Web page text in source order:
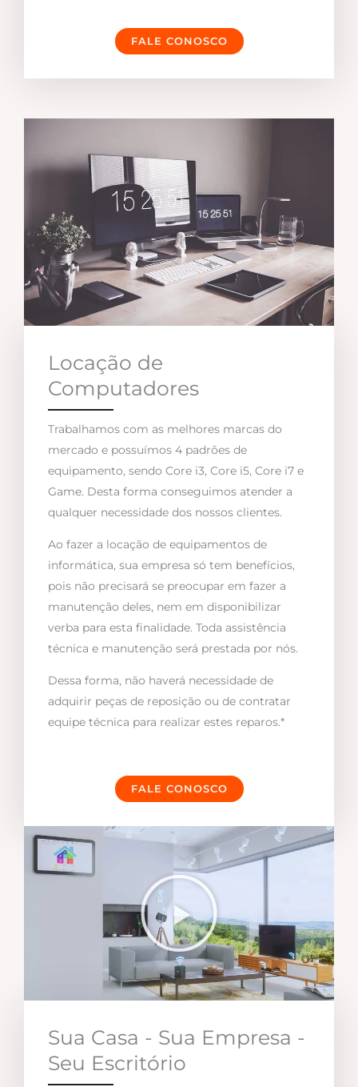
FALE CONOSCO
Locação de
Computadores
Trabalhamos com as melhores marcas do
mercado e possuímos 4 padrões de
equipamento, sendo Core i3, Core i5, Core i7 e
Game. Desta forma conseguimos atender a
qualquer necessidade dos nossos clientes.
Ao fazer a locação de equipamentos de
informática, sua empresa só tem benefícios,
pois não precisará se preocupar em fazer a
manutenção deles, nem em disponibilizar
verba para esta finalidade. Toda assistência
técnica e manutenção será prestada por nós.
Dessa forma, não haverá necessidade de
adquirir peças de reposição ou de contratar
equipe técnica para realizar estes reparos.*
FALE CONOSCO
Sua Casa - Sua Empresa -
Seu Escritório